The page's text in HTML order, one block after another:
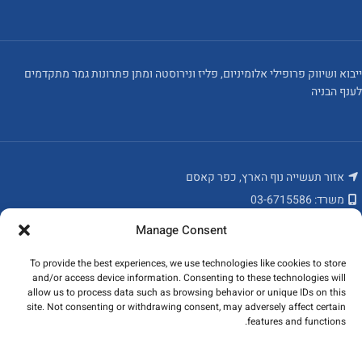
Manage Consent
To provide the best experiences, we use technologies like cookies to store
and/or access device information. Consenting to these technologies will
allow us to process data such as browsing behavior or unique IDs on this
site. Not consenting or withdrawing consent, may adversely affect certain
features and functions.
ייבוא ושיווק פרופילי אלומיניום, פליז ונירוסטה ומתן פתרונות גמר מתקדמים
לענף הבניה
אזור תעשייה נוף הארץ, כפר קאסם
משרד: 03-6715586
מאמרים אחרונים
המוצרים שלנו
ניווט מהיר